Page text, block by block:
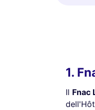
1.
Il Fnac